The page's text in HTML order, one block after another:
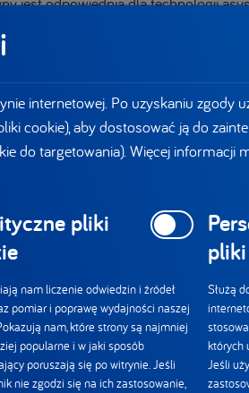
Dla ułatwienia zastosowano
elementów strony i jej
zauważyć, że serwis nie zawiera
mogłyby nieść ryzyko wystąpienia
serwis (np. osób chorych
społecznie
internetowej DANONE
i Opisujemy:
internetowej. Po uzyskaniu
cookie), aby dostosować ją do
do targetowania). Więcej informacji
pliki
nam liczenie odwiedzin i źródeł
pomiar i poprawę wydajności naszej
nam, które strony są najmniej
popularne i w jaki sposób
poruszają się po witrynie. Jeśli
nie zgodzi się na ich zastosowanie,
Służą
których
Jeśli